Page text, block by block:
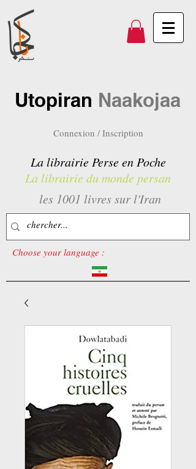
Utopiran Naakojaa
Connexion / Inscription
La librairie Perse en Poche
La librairie du monde persan
les 1001 livres sur l'Iran
Choose your language :